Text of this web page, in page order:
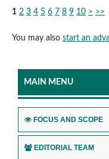
1 2 3 4 5 6 7 8 9 10 > >>
You may also start an
MAIN MENU
FOCUS AND SCOPE
EDITORIAL TEAM